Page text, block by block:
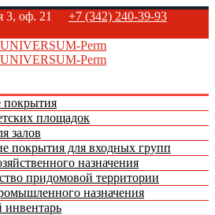
3, оф. 21
+7 (342) 240-39-93
площадок
залов
покрытия для входных групп
назначения
придомовой территории
назначения